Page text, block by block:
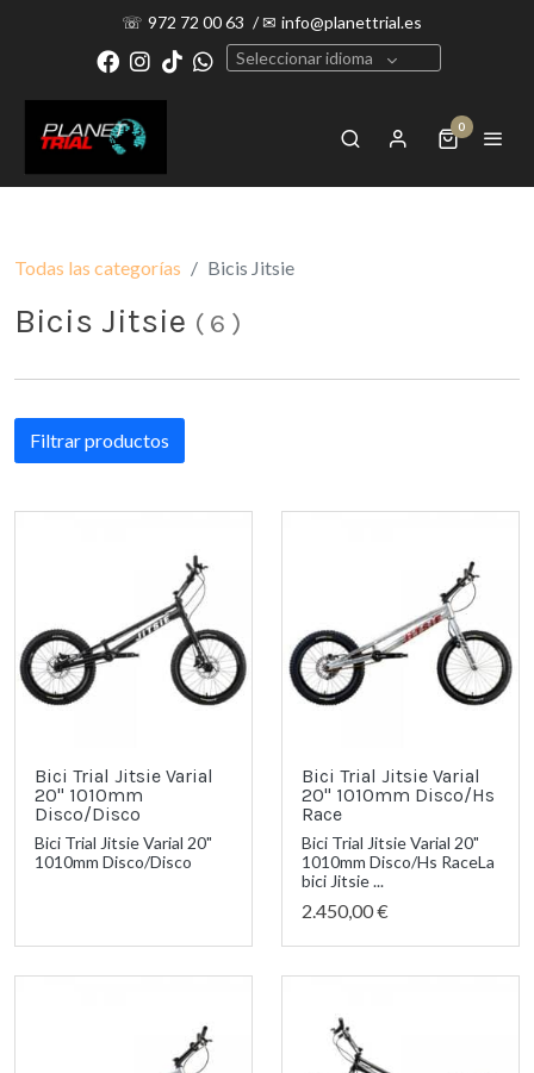
☏ 972 72 00 63 /✉ info@planettrial.es
Seleccionar idioma
0
Todas las categorías Bicis Jitsie
Bicis Jitsie ( 6 )
Filtrar productos
Bici Trial Jitsie Varial
20" 1010mm
Disco/Disco
Bici Trial Jitsie Varial 20"
1010mm Disco/Disco
Bici Trial Jitsie Varial
20" 1010mm Disco/Hs
Race
Bici Trial Jitsie Varial 20"
1010mm Disco/Hs RaceLa
bici Jitsie ...
2.450,00 €